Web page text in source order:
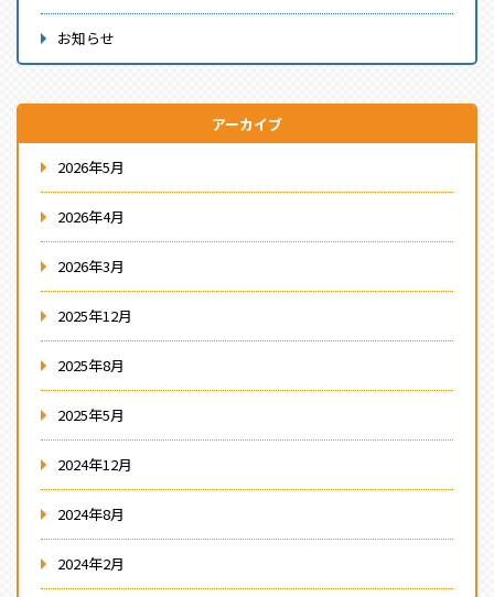
お知らせ
アーカイブ
2026年5月
2026年4月
2026年3月
2025年12月
2025年8月
2025年5月
2024年12月
2024年8月
2024年2月